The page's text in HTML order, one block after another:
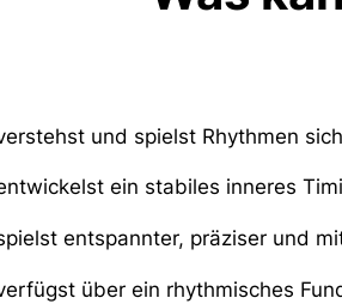
und spielst Rhythmen
ein stabiles inneres
entspannter, präziser und
über ein rhythmisches